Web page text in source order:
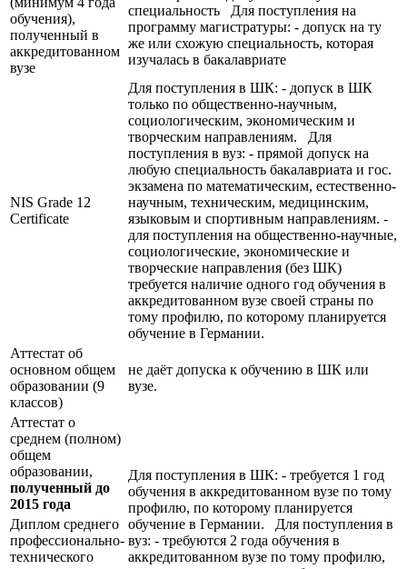
обучения),
полученный в
аккредитованном
вузе
специальность Для поступления на
программу магистратуры: - допуск на ту
же или схожую специальность, которая
изучалась в бакалавриате
NIS Grade 12
Certificate
Для поступления в ШК: - допуск в ШК
только по общественно-научным,
социологическим, экономическим и
творческим направлениям. Для
поступления в вуз: - прямой допуск на
любую специальность бакалавриата и гос.
экзамена по математическим, естественно-
научным, техническим, медицинским,
языковым и спортивным направлениям. -
для поступления на общественно-научные,
социологические, экономические и
творческие направления (без ШК)
требуется наличие одного год обучения в
аккредитованном вузе своей страны по
тому профилю, по которому планируется
обучение в Германии.
Аттестат об
основном общем
образовании (9
классов)
не даёт допуска к обучению в ШК или
вузе.
Аттестат о
среднем (полном)
общем
образовании,
полученный до
2015 года
Для поступления в ШК: - требуется 1 год
обучения в аккредитованном вузе по тому
профилю, по которому планируется
обучение в Германии. Для поступления в
вуз: - требуются 2 года обучения в
аккредитованном вузе по тому профилю,
Диплом среднего
профессионально-
технического